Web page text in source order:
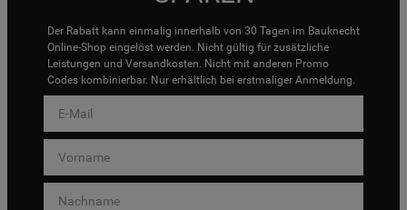
Der Rabatt kann einmalig innerhalb von 30 Tagen im Bauknecht
Online-Shop eingelöst werden. Nicht gültig für zusätzliche
Leistungen und Versandkosten. Nicht mit anderen Promo
Codes kombinierbar. Nur erhältlich bei erstmaliger Anmeldung.